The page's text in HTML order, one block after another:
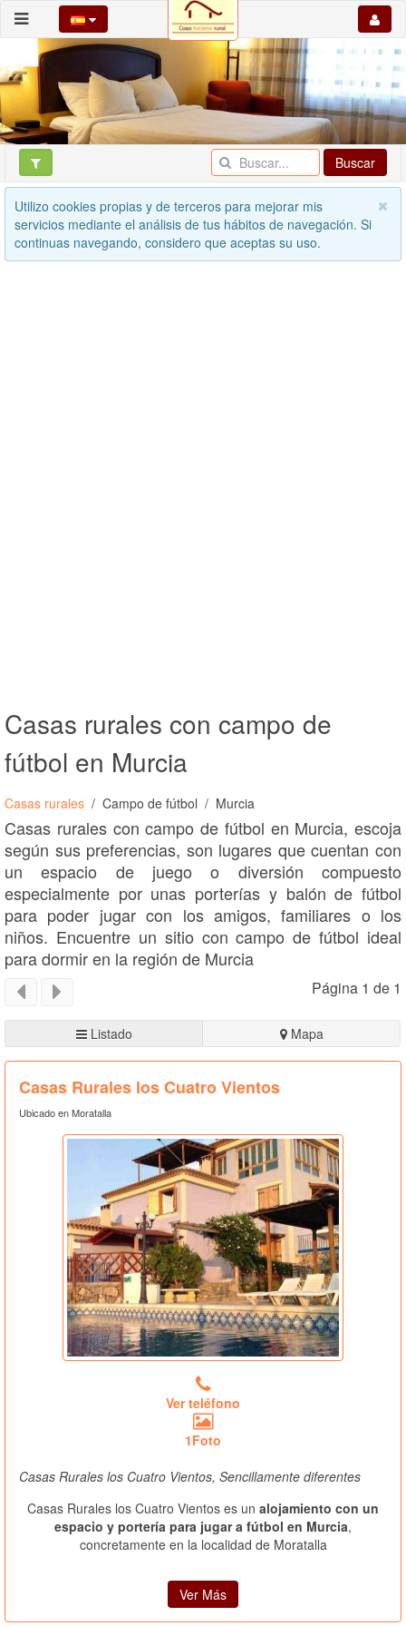
Buscar
Utilizo cookies propias y de terceros para mejorar mis
servicios mediante el análisis de tus hábitos de navegación. Si
continuas navegando, considero que aceptas su uso.
Casas rurales con campo de
fútbol en Murcia
Casas rurales Campo de fútbol Murcia
Casas rurales con campo de fútbol en Murcia, escoja
según sus preferencias, son lugares que cuentan con
un espacio de juego o diversión compuesto
especialmente por unas porterías y balón de fútbol
para poder jugar con los amigos, familiares o los
niños. Encuentre un sitio con campo de fútbol ideal
para dormir en la región de Murcia
Página 1 de 1
Listado Mapa
Casas Rurales los Cuatro Vientos
Ubicado en Moratalla
Ver teléfono
1Foto
Casas Rurales los Cuatro Vientos, Sencillamente diferentes
Casas Rurales los Cuatro Vientos es un alojamiento con un
espacio y portería para jugar a fútbol en Murcia,
concretamente en la localidad de Moratalla
Ver Más